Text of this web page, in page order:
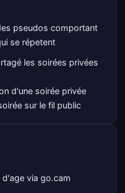
pseudos comportant
se répetent
les soirées privées
d'une soirée privée
sur le fil public
via go.cam